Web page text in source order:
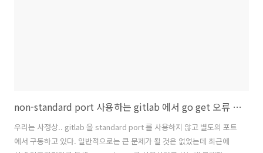
non-standard port 사용하는 gitlab 에서 go get 오류 해결
우리는 사정상.. gitlab 을 standard port 를 사용하지 않고 별도의 포트
에서 구동하고 있다. 일반적으로는 큰 문제가 될 것은 없었는데 최근에